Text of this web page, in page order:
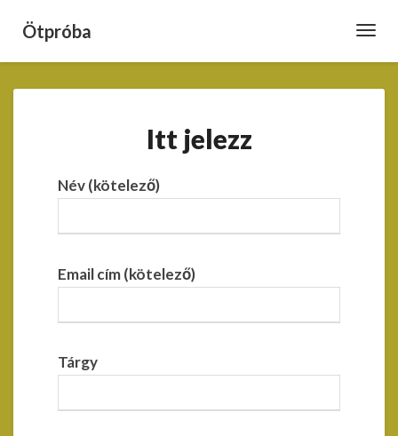
Ötpróba
jelezz
Itt jelezz
Név (kötelező)
Email cím (kötelező)
Tárgy